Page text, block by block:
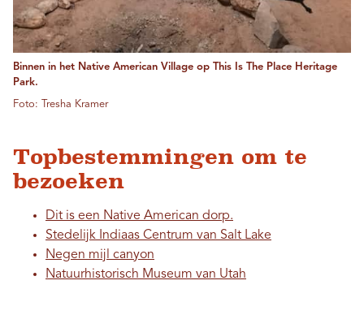
Binnen in het Native American Village op This Is The Place Heritage
Park.
Foto: Tresha Kramer
Topbestemmingen om te
bezoeken
Dit is een Native American dorp.
Stedelijk Indiaas Centrum van Salt Lake
Negen mijl canyon
Natuurhistorisch Museum van Utah